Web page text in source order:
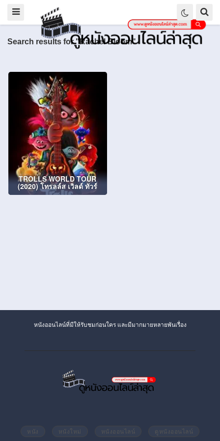
Search results for "Rachel Bloom"
TROLLS WORLD TOUR
(2020) โทรลล์ส เวิลด์ ทัวร์
หนังออนไลน์ที่มีให้รับชมก่อนใคร และมีมากมายหลายพันเรื่อง
หนัง หนังใหม่ หนังออนไลน์ ดูหนังออนไลน์